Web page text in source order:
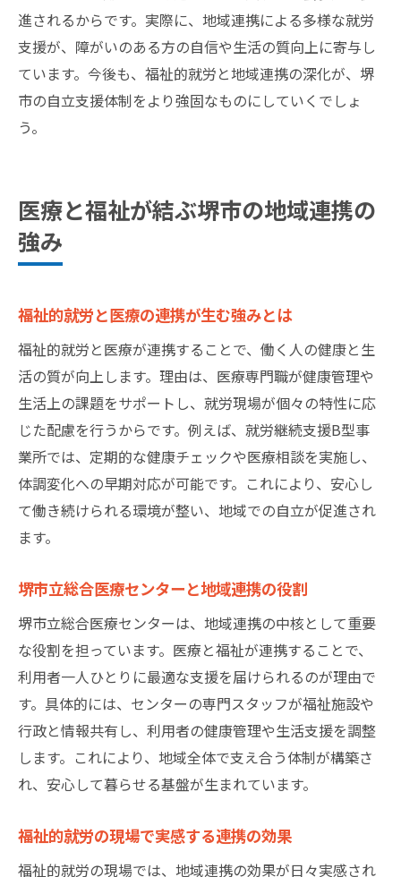
進されるからです。実際に、地域連携による多様な就労
支援が、障がいのある方の自信や生活の質向上に寄与し
ています。今後も、福祉的就労と地域連携の深化が、堺
市の自立支援体制をより強固なものにしていくでしょ
う。
医療と福祉が結ぶ堺市の地域連携の
強み
福祉的就労と医療の連携が生む強みとは
福祉的就労と医療が連携することで、働く人の健康と生
活の質が向上します。理由は、医療専門職が健康管理や
生活上の課題をサポートし、就労現場が個々の特性に応
じた配慮を行うからです。例えば、就労継続支援B型事
業所では、定期的な健康チェックや医療相談を実施し、
体調変化への早期対応が可能です。これにより、安心し
て働き続けられる環境が整い、地域での自立が促進され
ます。
堺市立総合医療センターと地域連携の役割
堺市立総合医療センターは、地域連携の中核として重要
な役割を担っています。医療と福祉が連携することで、
利用者一人ひとりに最適な支援を届けられるのが理由で
す。具体的には、センターの専門スタッフが福祉施設や
行政と情報共有し、利用者の健康管理や生活支援を調整
します。これにより、地域全体で支え合う体制が構築さ
れ、安心して暮らせる基盤が生まれています。
福祉的就労の現場で実感する連携の効果
福祉的就労の現場では、地域連携の効果が日々実感され